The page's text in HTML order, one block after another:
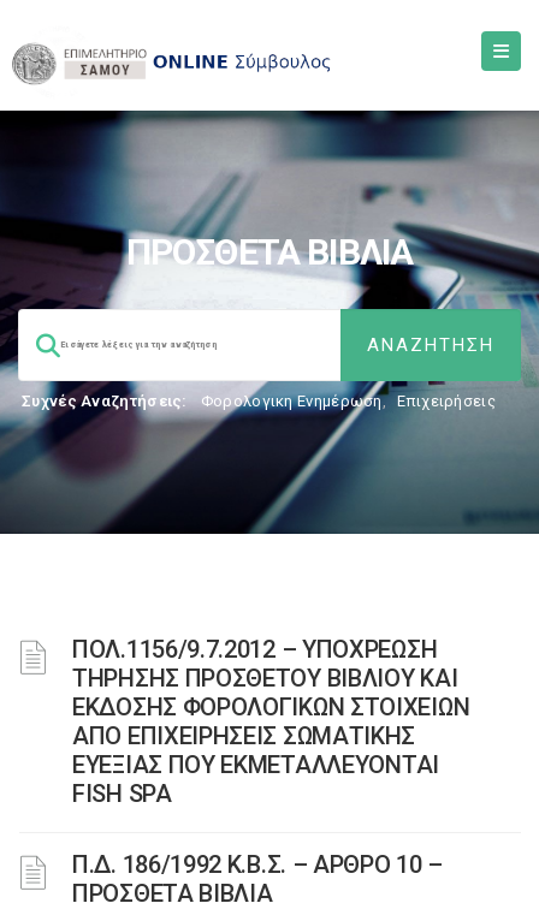
ΠΡΟΣΘΕΤΑ ΒΙΒΛΙΑ
Συχνές Αναζητήσεις: Φορολογικη Ενημέρωση, Επιχειρήσεις
ΠΟΛ.1156/9.7.2012 – ΥΠΟΧΡΕΩΣΗ
ΤΗΡΗΣΗΣ ΠΡΟΣΘΕΤΟΥ ΒΙΒΛΙΟΥ ΚΑΙ
ΕΚΔΟΣΗΣ ΦΟΡΟΛΟΓΙΚΩΝ ΣΤΟΙΧΕΙΩΝ
ΑΠΟ ΕΠΙΧΕΙΡΗΣΕΙΣ ΣΩΜΑΤΙΚΗΣ
ΕΥΕΞΙΑΣ ΠΟΥ ΕΚΜΕΤΑΛΛΕΥΟΝΤΑΙ
FISH SPA
Π.Δ. 186/1992 Κ.Β.Σ. – ΑΡΘΡΟ 10 –
ΠΡΟΣΘΕΤΑ ΒΙΒΛΙΑ